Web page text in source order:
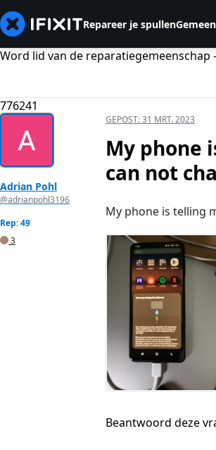
Repareer je spullen
Word lid van de reparatiegemeenschap -
776241
Adrian Pohl
@adrianpohl3196
Rep: 49
3
GEPOST:31 MRT. 2023
My phone
can not
My phone is telling
Beantwoord deze